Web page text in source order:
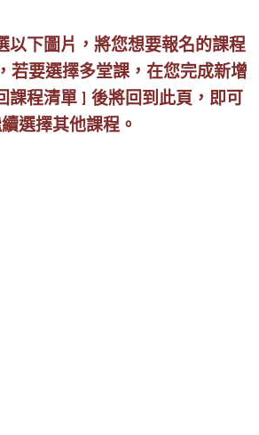
以下圖片，將您想要報名的課程
若要選擇多堂課，在您完成新增
課程清單 ] 後將回到此頁，即可
選擇其他課程。